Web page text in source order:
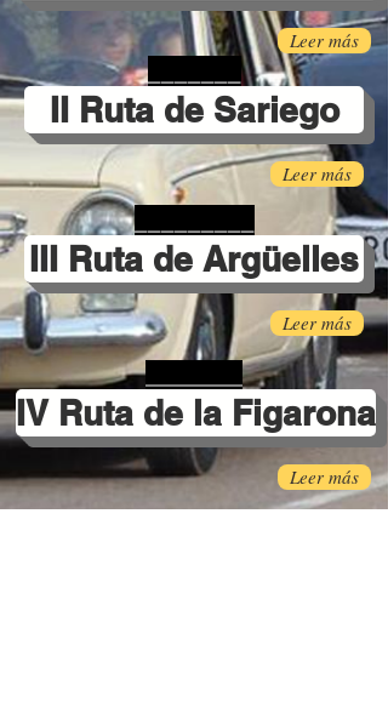
Leer más
_______
II Ruta de Sariego
Leer más
_________
III Ruta de Argüelles
Leer más
IV Ruta de la Figarona
Leer más